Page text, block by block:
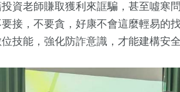
資老師賺取獲利來誆騙，甚至噓寒
要接，不要貪，好康不會這麼輕易的
技能，強化防詐意識，才能建構安
0+
兩岸藝苑天地
16+
美食